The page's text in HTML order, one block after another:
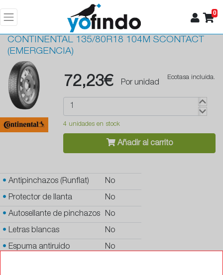
0
CONTINENTAL 135/80R18 104M SCONTACT
(EMERGENCIA)
72,23€ Por unidad
Ecotasa incluida.
4 unidades en stock
Añadir al carrito
• Antipinchazos (Runflat) No
• Protector de llanta No
• Autosellante de pinchazos No
• Letras blancas No
• Espuma antiruido No